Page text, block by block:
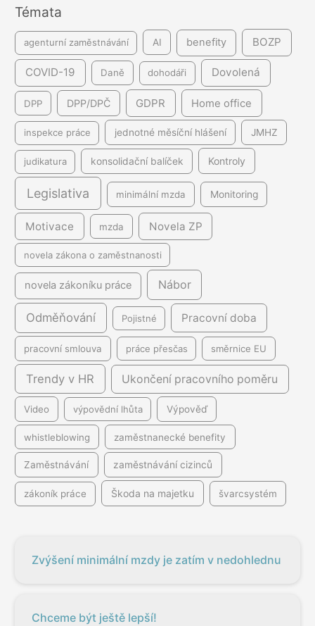
íTémata
agenturní zaměstnávání AI benefity BOZP
COVID-19 Daně dohodáři Dovolená
DPP DPP/DPČ GDPR Home office
inspekce práce jednotné měsíční hlášení JMHZ
judikatura konsolidační balíček Kontroly
Legislativa minimální mzda Monitoring
Motivace mzda Novela ZP
novela zákona o zaměstnanosti
novela zákoníku práce Nábor
Odměňování Pojistné Pracovní doba
pracovní smlouva práce přesčas směrnice EU
Trendy v HR Ukončení pracovního poměru
Video výpovědní lhůta Výpověď
whistleblowing zaměstnanecké benefity
Zaměstnávání zaměstnávání cizinců
zákoník práce Škoda na majetku švarcsystém
Zvýšení minimální mzdy je zatím v nedohlednu
Chceme být ještě lepší!